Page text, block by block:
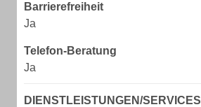
Barrierefreiheit
Ja
Telefon-Beratung
Ja
DIENSTLEISTUNGEN/SERVICES